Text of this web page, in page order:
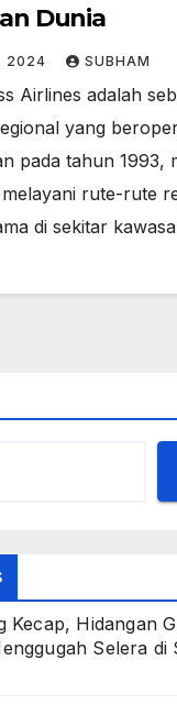
Dunia
2024 SUBHAM
Airlines adalah
yang
pada tahun 1993,
rute-rute
di sekitar
Kecap, Hidangan
Selera di